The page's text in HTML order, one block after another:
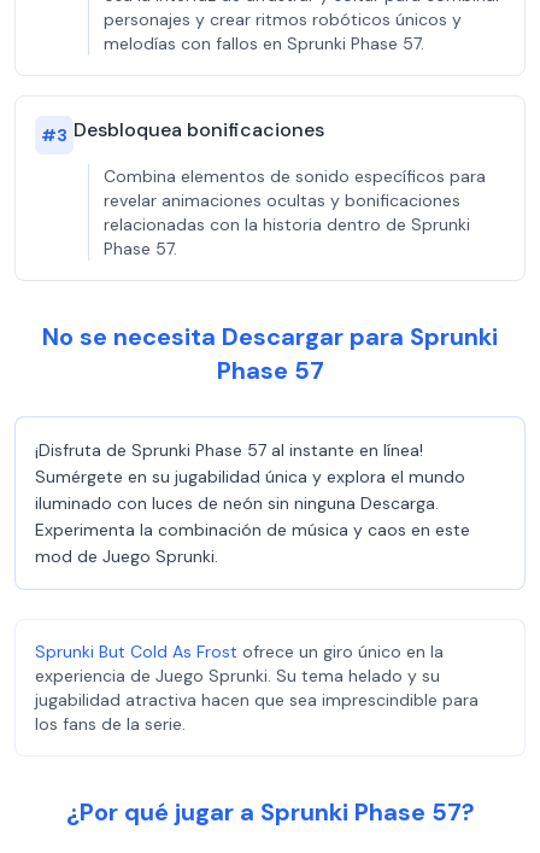
personajes y crear ritmos robóticos únicos y
melodías con fallos en Sprunki Phase 57.
#3 Desbloquea bonificaciones
Combina elementos de sonido específicos para
revelar animaciones ocultas y bonificaciones
relacionadas con la historia dentro de Sprunki
Phase 57.
No se necesita Descargar para Sprunki
Phase 57
¡Disfruta de Sprunki Phase 57 al instante en línea!
Sumérgete en su jugabilidad única y explora el mundo
iluminado con luces de neón sin ninguna Descarga.
Experimenta la combinación de música y caos en este
mod de Juego Sprunki.
Sprunki But Cold As Frost ofrece un giro único en la
experiencia de Juego Sprunki. Su tema helado y su
jugabilidad atractiva hacen que sea imprescindible para
los fans de la serie.
¿Por qué jugar a Sprunki Phase 57?